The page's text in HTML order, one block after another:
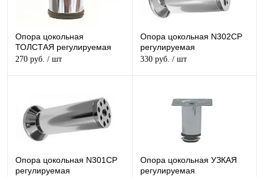
Опора цокольная
ТОЛСТАЯ регулируемая
270 руб. / шт
Опора цокольная N302CP
регулируемая
330 руб. / шт
Опора цокольная N301CP
регулируемая
Опора цокольная УЗКАЯ
регулируемая